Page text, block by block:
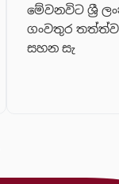
මේවනවිට ශ්‍රී
ගංවතුර
සහන සැ